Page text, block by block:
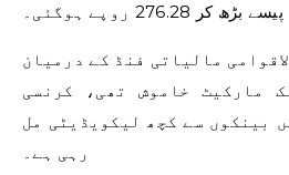
پیسے بڑھ کر 276.28 روپے ہوگئی۔
مالیاتی فنڈ کے درمیان
مارکیٹ خاموش تھی، کرنسی
بینکوں سے کچھ لیکویڈیٹی مل
رہی ہے۔